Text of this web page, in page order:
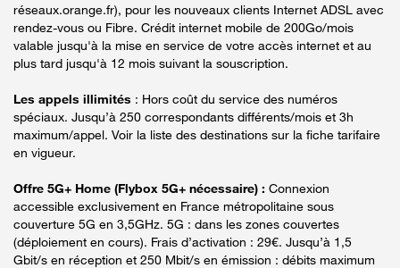
réseaux.orange.fr), pour les nouveaux clients Internet ADSL avec
rendez-vous ou Fibre. Crédit internet mobile de 200Go/mois
valable jusqu'à la mise en service de votre accès internet et au
plus tard jusqu'à 12 mois suivant la souscription.
Les appels illimités : Hors coût du service des numéros
spéciaux. Jusqu’à 250 correspondants différents/mois et 3h
maximum/appel. Voir la liste des destinations sur la fiche tarifaire
en vigueur.
Offre 5G+ Home (Flybox 5G+ nécessaire) : Connexion
accessible exclusivement en France métropolitaine sous
couverture 5G en 3,5GHz. 5G : dans les zones couvertes
(déploiement en cours). Frais d’activation : 29€. Jusqu’à 1,5
Gbit/s en réception et 250 Mbit/s en émission : débits maximum